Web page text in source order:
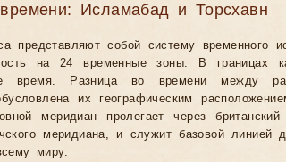
Исламабад и Торсхавн
представляют собой систему временного
на 24 временные зоны. В границах
время. Разница во времени между
их географическим
меридиан пролегает через
меридиана, и служит базовой линией
миру.